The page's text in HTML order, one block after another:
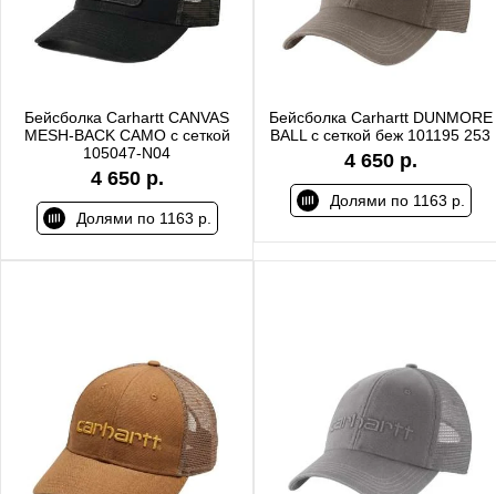
Бейсболка Carhartt CANVAS
MESH-BACK CAMO с сеткой
105047-N04
4 650 р.
Долями по 1163 р.
Бейсболка Carhartt DUNMORE
BALL с сеткой беж 101195 253
4 650 р.
Долями по 1163 р.